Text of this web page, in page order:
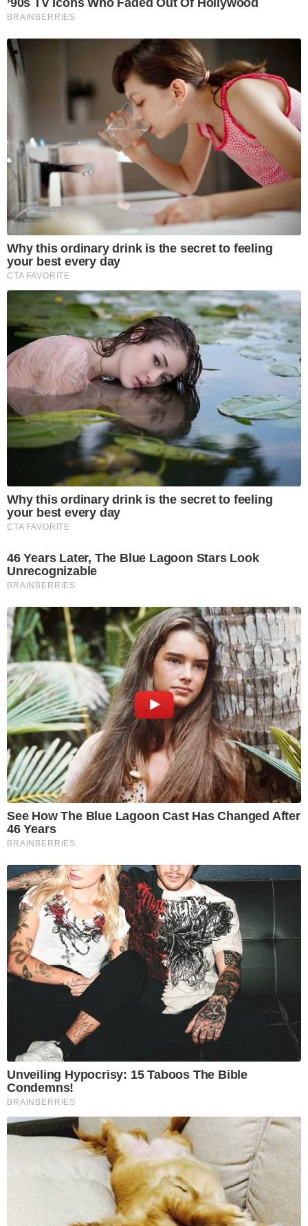
’90s TV Icons Who Faded Out Of Hollywood
BRAINBERRIES
Why this ordinary drink is the secret to feeling
your best every day
CTA FAVORITE
Why this ordinary drink is the secret to feeling
your best every day
CTA FAVORITE
46 Years Later, The Blue Lagoon Stars Look
Unrecognizable
BRAINBERRIES
See How The Blue Lagoon Cast Has Changed After
46 Years
BRAINBERRIES
Unveiling Hypocrisy: 15 Taboos The Bible
Condemns!
BRAINBERRIES